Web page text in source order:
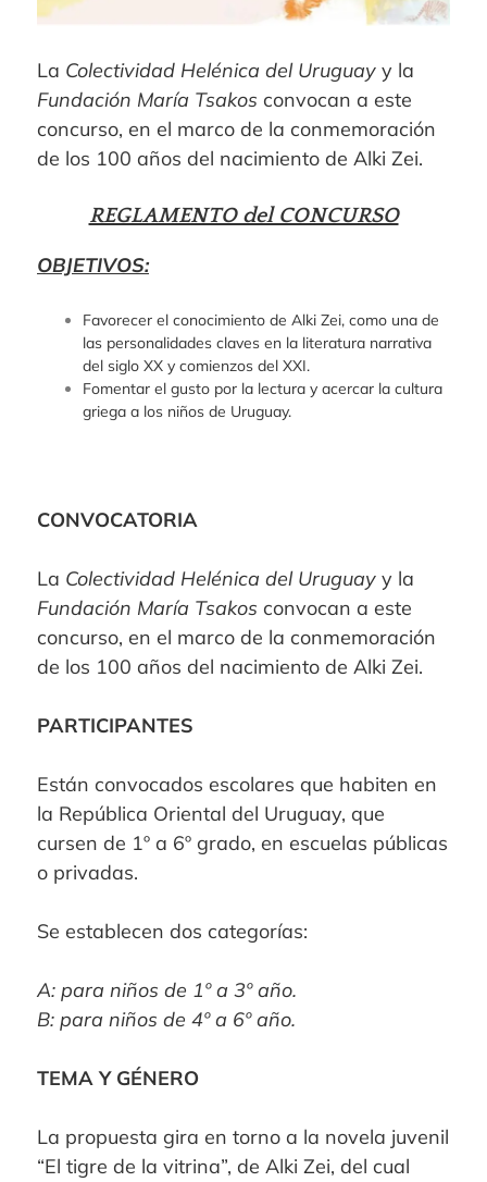
La Colectividad Helénica del Uruguay y la
Fundación María Tsakos convocan a este
concurso, en el marco de la conmemoración
de los 100 años del nacimiento de Alki Zei.
REGLAMENTO del CONCURSO
OBJETIVOS:
Favorecer el conocimiento de Alki Zei, como una de
las personalidades claves en la literatura narrativa
del siglo XX y comienzos del XXI.
Fomentar el gusto por la lectura y acercar la cultura
griega a los niños de Uruguay.
CONVOCATORIA
La Colectividad Helénica del Uruguay y la
Fundación María Tsakos convocan a este
concurso, en el marco de la conmemoración
de los 100 años del nacimiento de Alki Zei.
PARTICIPANTES
Están convocados escolares que habiten en
la República Oriental del Uruguay, que
cursen de 1º a 6º grado, en escuelas públicas
o privadas.
Se establecen dos categorías:
A: para niños de 1º a 3º año.
B: para niños de 4º a 6º año.
TEMA Y GÉNERO
La propuesta gira en torno a la novela juvenil
“El tigre de la vitrina”, de Alki Zei, del cual